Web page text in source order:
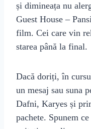
și dimineața nu
Guest House –
film. Cei care vin
starea până la final.
Dacă doriți, în
un mesaj sau suna
Dafni, Karyes și
pachete. Spunem